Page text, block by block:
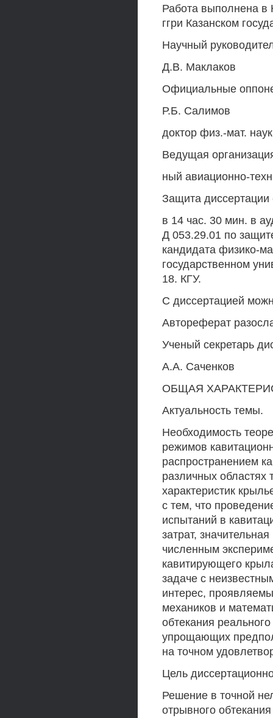
Работа выполнена в
ггри Казанском
Научный
Д.В. Маклаков
Официальные
Р.Б. Салимов
доктор физ.-мат.
Ведущая
ный авиационно-
Защита диссертации
в 14 час. 30 мин. в
Д 053.29.01 по
кандидата физико-
государственном
18. КГУ.
С диссертацией
Автореферат
Ученый секретарь
A.A. Саченков
ОБЩАЯ
Актуальность темы.
Необходимость
режимов
распространением
различных областях
характеристик
с тем, что
испытаний в
затрат,
численным
кавитирующего
задаче с
интерес,
механиков и
обтекания
упрощающих
на точном
Цель
Решение в точной
отрывного